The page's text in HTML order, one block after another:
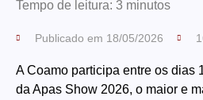
Tempo de leitura: 3 minutos
Publicado em 18/05/2026
A Coamo participa entre os dias
da Apas Show 2026, o maior e